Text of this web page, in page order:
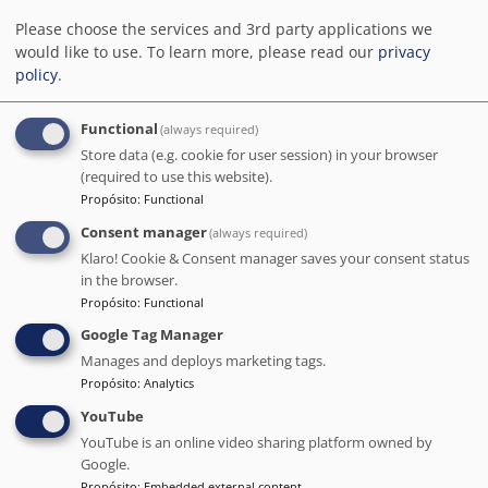
una recomendación estupenda). El desayuno ofrece
muchas opciones diferentes. Las habitaciones cuentan con
comodidades para una estancia cómoda, con camas
acogedoras y baños completos. Destacar la amabilidad de
Valeria, Param y Ángel, siempre atentos y simpáticos.
Gracias también a Borja por el mojito. ¡Hasta pronto!
Muchas gracias. Luciana
Patsy ( España )
Reservamos un paquete cerrado que incluye 30 minutos
de Spa, 30 minutos de masaje y comida al mediodía. El Spa
está muy cuidado y con los servicios suficientes. El masaje
muy agradable y relajante. Las instalaciones son
espectaculares y el personal es muy amable, servicial y
eficiente. Nos sorprendió la calidad y cantidad de la
comida para un menú de mediodía. El menú es muy
Please choose the services and 3rd party applications we
would like to use. To learn more, please read our privacy
policy.
Functional (always required)
Store data (e.g. cookie for user session) in your browser
(required to use this website).
Propósito: Functional
Consent manager(always required)
Klaro! Cookie & Consent manager saves your consent status
in the browser.
Propósito: Functional
Google Tag Manager
Manages and deploys marketing tags.
Propósito: Analytics
YouTube
YouTube is an online video sharing platform owned by
Google.